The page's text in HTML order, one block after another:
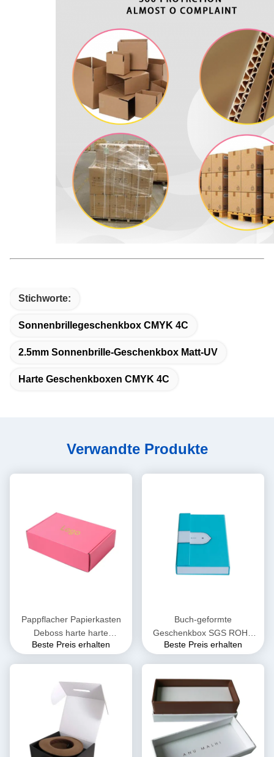
Stichworte:
Sonnenbrillegeschenkbox CMYK 4C
2.5mm Sonnenbrille-Geschenkbox Matt-UV
Harte Geschenkboxen CMYK 4C
Verwandte Produkte
Pappflacher Papierkasten
Deboss harte harte
Geschenkbox-2.5mm
Beste Preis erhalten
Buch-geformte
Geschenkbox SGS ROHS
Pantone mit magnetischem
Beste Preis erhalten